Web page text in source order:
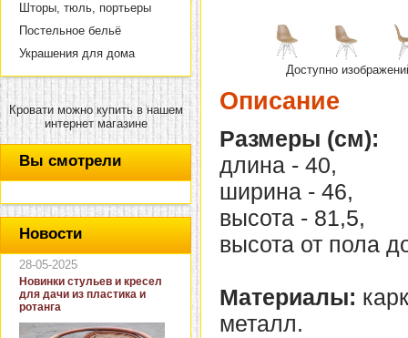
Шторы, тюль, портьеры
Постельное бельё
Украшения для дома
Кровати можно купить в нашем
интернет магазине
Вы смотрели
Новости
28-05-2025
Новинки стульев и кресел
для дачи из пластика и
ротанга
Доступно
Описание
Размеры (см):
длина - 40,
ширина - 46,
высота - 81,5,
высота от пола
Материалы:
металл.